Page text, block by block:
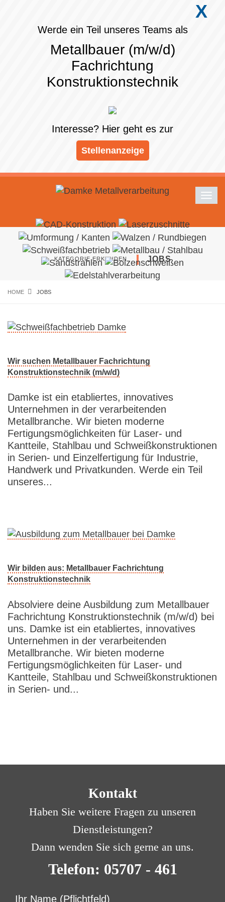
X
Werde ein Teil unseres Teams als
Metallbauer (m/w/d)
Fachrichtung
Konstruktionstechnik
Interesse? Hier geht es zur
Stellenanzeige
KATEGORIE ERKUNDEN JOBS
HOME JOBS
Wir suchen Metallbauer Fachrichtung
Konstruktionstechnik (m/w/d)
Damke ist ein etabliertes, innovatives
Unternehmen in der verarbeitenden
Metallbranche. Wir bieten moderne
Fertigungsmöglichkeiten für Laser- und
Kantteile, Stahlbau und Schweißkonstruktionen
in Serien- und Einzelfertigung für Industrie,
Handwerk und Privatkunden. Werde ein Teil
unseres...
Wir bilden aus: Metallbauer Fachrichtung
Konstruktionstechnik
Absolviere deine Ausbildung zum Metallbauer
Fachrichtung Konstruktionstechnik (m/w/d) bei
uns. Damke ist ein etabliertes, innovatives
Unternehmen in der verarbeitenden
Metallbranche. Wir bieten moderne
Fertigungsmöglichkeiten für Laser- und
Kantteile, Stahlbau und Schweißkonstruktionen
in Serien- und...
Kontakt
Haben Sie weitere Fragen zu unseren
Dienstleistungen?
Dann wenden Sie sich gerne an uns.
Telefon: 05707 - 461
Ihr Name (Pflichtfeld)